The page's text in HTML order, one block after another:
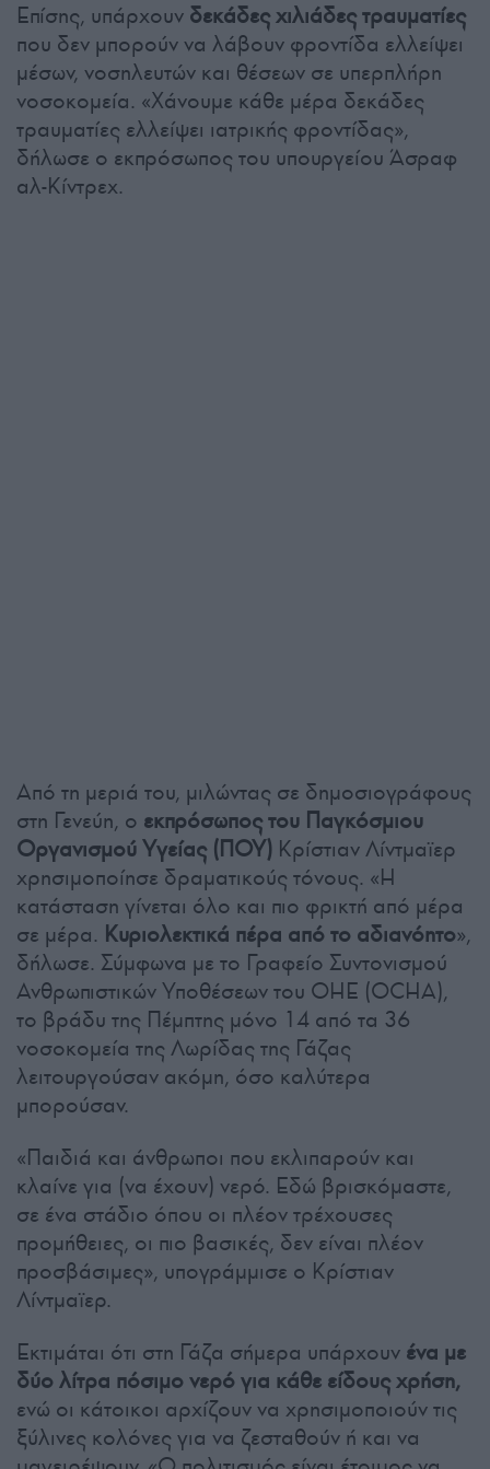
Επίσης, υπάρχουν δεκάδες χιλιάδες τραυματίες
που δεν μπορούν να λάβουν φροντίδα ελλείψει
μέσων, νοσηλευτών και θέσεων σε υπερπλήρη
νοσοκομεία. «Χάνουμε κάθε μέρα δεκάδες
τραυματίες ελλείψει ιατρικής φροντίδας»,
δήλωσε ο εκπρόσωπος του υπουργείου Άσραφ
αλ-Κίντρεχ.
Από τη μεριά του, μιλώντας σε δημοσιογράφους
στη Γενεύη, ο εκπρόσωπος του Παγκόσμιου
Οργανισμού Υγείας (ΠΟΥ) Κρίστιαν Λίντμαϊερ
χρησιμοποίησε δραματικούς τόνους. «Η
κατάσταση γίνεται όλο και πιο φρικτή από μέρα
σε μέρα. Κυριολεκτικά πέρα από το αδιανόητο»,
δήλωσε. Σύμφωνα με το Γραφείο Συντονισμού
Ανθρωπιστικών Υποθέσεων του ΟΗΕ (OCHA),
το βράδυ της Πέμπτης μόνο 14 από τα 36
νοσοκομεία της Λωρίδας της Γάζας
λειτουργούσαν ακόμη, όσο καλύτερα
μπορούσαν.
«Παιδιά και άνθρωποι που εκλιπαρούν και
κλαίνε για (να έχουν) νερό. Εδώ βρισκόμαστε,
σε ένα στάδιο όπου οι πλέον τρέχουσες
προμήθειες, οι πιο βασικές, δεν είναι πλέον
προσβάσιμες», υπογράμμισε ο Κρίστιαν
Λίντμαϊερ.
Εκτιμάται ότι στη Γάζα σήμερα υπάρχουν ένα με
δύο λίτρα πόσιμο νερό για κάθε είδους χρήση,
ενώ οι κάτοικοι αρχίζουν να χρησιμοποιούν τις
ξύλινες κολόνες για να ζεσταθούν ή και να